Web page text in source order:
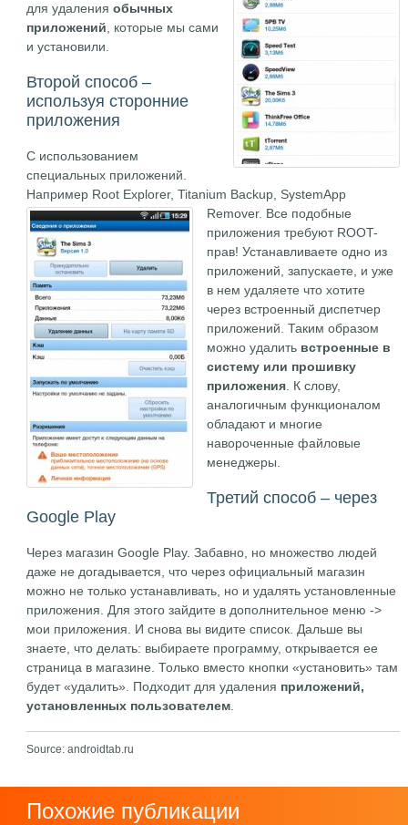
для удаленияобычных
приложений , которые мы сами
и установили.
Второй способ –
используя сторонние
приложения
С использованием
специальных приложений.
Например Root Explorer, Titanium Backup, SystemApp
Remover. Все подобные
приложения требуют ROOT-
прав! Устанавливаете одно из
приложений, запускаете, и уже
в нем удаляете что хотите
через встроенный диспетчер
приложений. Таким образом
можно удалить встроенные в
систему или прошивку
приложения . К слову,
аналогичным функционалом
обладают и многие
навороченные файловые
менеджеры.
Третий способ – через
Google Play
Через магазин Google Play. Забавно, но множество людей
даже не догадывается, что через официальный магазин
можно не только устанавливать, но и удалять установленные
приложения. Для этого зайдите в дополнительное меню ->
мои приложения. И снова вы видите список. Дальше вы
знаете, что делать: выбираете программу, открывается ее
страница в магазине. Только вместо кнопки «установить» там
будет «удалить». Подходит для удаления приложений,
установленных пользователем
Source: androidtab.ru
Похожие публикации